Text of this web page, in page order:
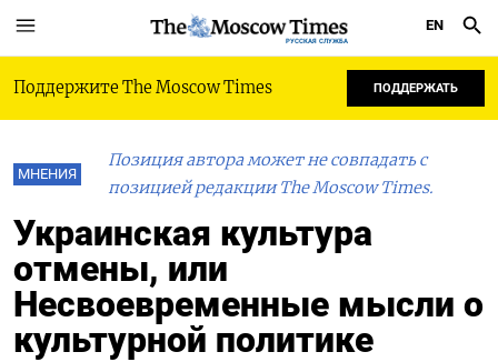
РУССКАЯ СЛУЖБА
EN
Поддержите The Moscow Times ПОДДЕРЖАТЬ
МНЕНИЯ
Позиция автора может не совпадать с
позицией редакции The Moscow Times.
Украинская культура
отмены, или
Несвоевременные мысли о
культурной политике